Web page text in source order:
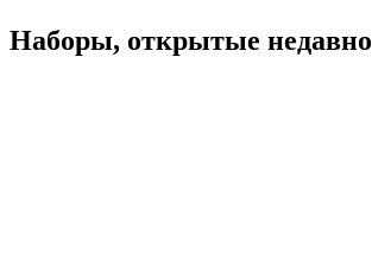
Наборы, открытые недавно